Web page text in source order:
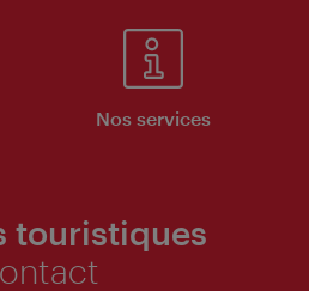
Nos services
touristiques